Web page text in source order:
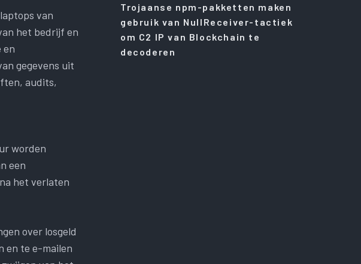
van
het bedrijf en
en
gegevens uit
audits,
worden
een
het verlaten
over losgeld
en te e-mailen
Trojaanse npm-pakketten maken
gebruik van NullReceiver-tactiek
om C2 IP van Blockchain te
decoderen